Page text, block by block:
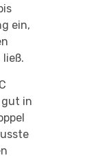
ein,
gut in